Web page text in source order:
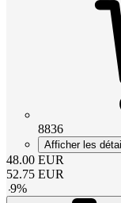
8836
Afficher les
48.00 EUR
52.75 EUR
-9%